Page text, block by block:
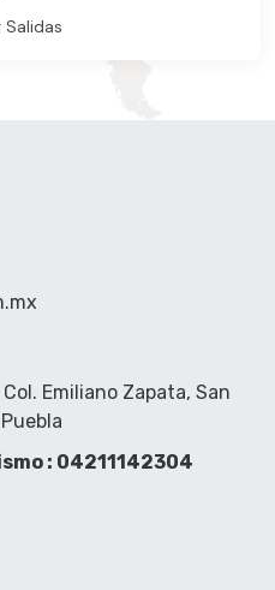
Emiliano Zapata, San
: 04211142304